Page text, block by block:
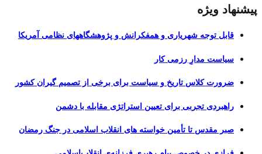
پیشنهاد ویژه
قابل توجه شهریاری و همفکرانش و پژوهشگاههای نظامی آمریکا
سیاست مدارِ رزمی کار
ضرورت کلاس تاریخ و سیاست برای برخی از تصمیم گیران کشور
راهبردی تجربی برای تعیین استراتژی مقابله با دشمن
صبر مقدس تا تأمین خواسته های انقلاب اسلامی در جنگ رمضان